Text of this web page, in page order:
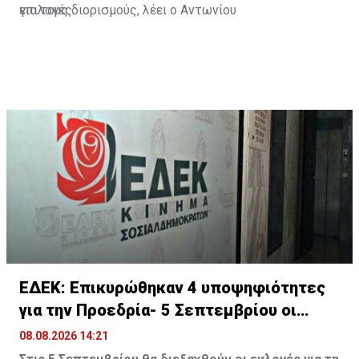
επιλογές.
για τους διορισμούς, λέει ο Αντωνίου
ΕΔΕΚ: Επικυρώθηκαν 4 υποψηφιότητες
για την Προεδρία- 5 Σεπτεμβρίου οι
εκλογές
08.08.2026 14:21